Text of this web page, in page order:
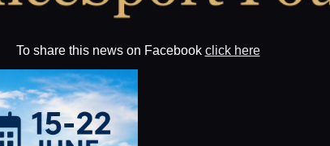
To share this news on Facebook click here